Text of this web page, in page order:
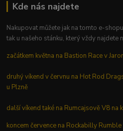
Kde nás najdete
Nakupovat můžete jak na tomto e-
tak u našeho stánku, který vždy najdete
začátkem května na Bastion Race v
druhý víkend v červnu na Hot Rod
u Plzně
další víkend také na Rumcajsově V8 na
koncem července na Rockabilly